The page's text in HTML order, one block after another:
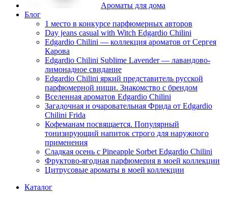
Ароматы для дома
Блог
1 место в конкурсе парфюмерных авторов
Day jeans casual with Witch Edgardio Chilini
Edgardio Chilini — коллекция ароматов от Сергея
Карова
Edgardio Chilini Sublime Lavender — лавандово-
лимонадное свидание
Edgardio Chilini яркий представитель русской
парфюмерной ниши. Знакомство с брендом
Вселенная ароматов Edgardio Chilini
Загадочная и очаровательная Фрида от Edgardio
Chilini Frida
Кофеманам посвящается. Популярный
тонизирующий напиток строго для наружного
применения
Сладкая осень с Pineapple Sorbet Edgardio Chilini
Фруктово-ягодная парфюмерия в моей коллекции
​Цитрусовые ароматы в моей коллекции
Каталог